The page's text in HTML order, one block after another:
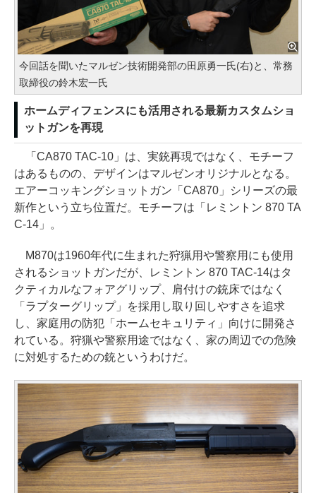
今回話を聞いたマルゼン技術開発部の田原勇一氏(右)と、常務
取締役の鈴木宏一氏
ホームディフェンスにも活用される最新カスタムショ
ットガンを再現
「CA870 TAC-10」は、実銃再現ではなく、モチーフ
はあるものの、デザインはマルゼンオリジナルとなる。
エアーコッキングショットガン「CA870」シリーズの最
新作という立ち位置だ。モチーフは「レミントン 870 TA
C-14」。
M870は1960年代に生まれた狩猟用や警察用にも使用
されるショットガンだが、レミントン 870 TAC-14はタ
クティカルなフォアグリップ、肩付けの銃床ではなく
「ラプターグリップ」を採用し取り回しやすさを追求
し、家庭用の防犯「ホームセキュリティ」向けに開発さ
れている。狩猟や警察用途ではなく、家の周辺での危険
に対処するための銃というわけだ。